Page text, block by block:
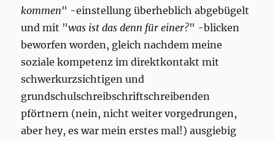
kommen" -einstellung überheblich abgebügelt
und mit "was ist das denn für einer?" -blicken
beworfen worden, gleich nachdem meine
soziale kompetenz im direktkontakt mit
schwerkurzsichtigen und
grundschulschreibschriftschreibenden
pförtnern (nein, nicht weiter vorgedrungen,
aber hey, es war mein erstes mal!) ausgiebig